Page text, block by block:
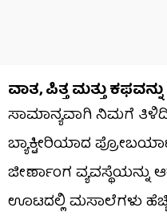
ವಾತ, ಪಿತ್ತ ಮತ್ತು
ಸಾಮಾನ್ಯವಾಗಿ ನಿಮಗೆ
ಬ್ಯಾಕ್ಟೀರಿಯಾದ
ಜೀರ್ಣಾಂಗ ವ್ಯವಸ್ಥೆಯನ್ನು
ಊಟದಲ್ಲಿ ಮಸಾಲೆಗಳು